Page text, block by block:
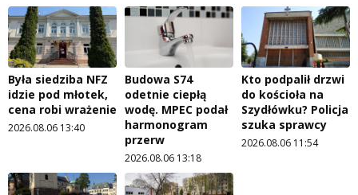
Była siedziba NFZ
idzie pod młotek,
cena robi wrażenie
2026.08.06 13:40
Budowa S74
odetnie ciepłą
wodę. MPEC podał
harmonogram
przerw
2026.08.06 13:18
Kto podpalił drzwi
do kościoła na
Szydłówku? Policja
szuka sprawcy
2026.08.06 11:54